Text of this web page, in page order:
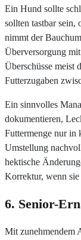
Ein Hund sollte
sollten tastbar sein,
nimmt der
Überversorgung
Überschüsse meist
Futterzugaben
Ein sinnvolles
dokumentieren,
Futtermenge nur in
Umstellung
hektische
Korrektur, wenn
6. Senior-
Mit zunehmendem